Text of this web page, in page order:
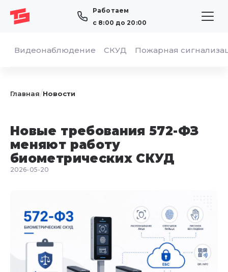
Работаем
с 8:00 до 20:00
Видеонаблюдение СКУД Пожарная
Главная/Новости
Новые требования 572-ФЗ
меняют работу
биометрических СКУД
2026-05-20
Я даю согласие на обработку персональных
данных в соответствии с
«Политикой
обработки персональных данных»